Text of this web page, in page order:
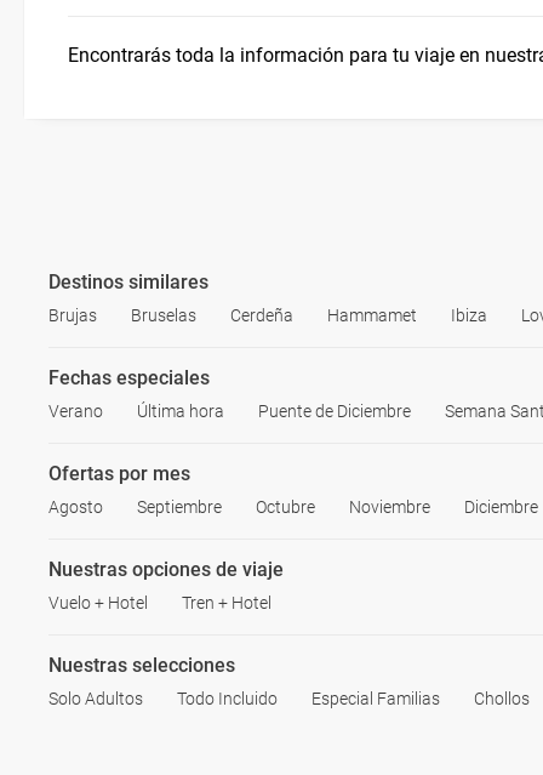
Encontrarás toda la información para tu viaje en
Destinos similares
Brujas Bruselas Cerdeña Hammamet Ibiza
Fechas especiales
Verano Última hora Puente de Diciembre Semana
Ofertas por mes
Agosto Septiembre Octubre Noviembre Diciembre
Nuestras opciones de viaje
Vuelo + Hotel Tren + Hotel
Nuestras selecciones
Solo Adultos Todo Incluido Especial Familias Chollos